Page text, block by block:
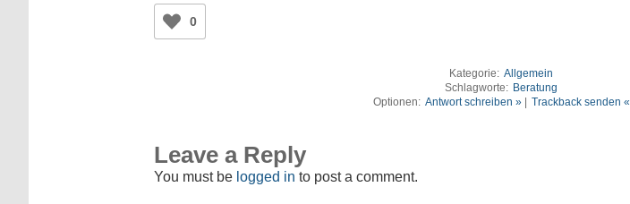
0
Kategorie: Allgemein
Schlagworte: Beratung
Optionen: Antwort schreiben »| Trackback senden «
Leave a Reply
You must be logged in to post a comment.